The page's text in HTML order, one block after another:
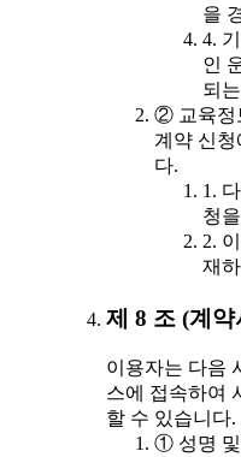
을
4.
인
되
② 교육정
계약 신청
다.
1.
청
2.
재
제 8 조 (계
이용자는 다음
스에 접속하여
할 수 있습니다.
① 성명 및